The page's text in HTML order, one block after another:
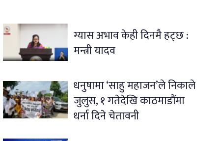
ग्यास अभाव केही दिनमै हट्छ :
मन्त्री यादव
धनुषामा ‘साहु महाजन’ले निकाले
जुलुस, १ गतेदेखि काठमाडौंमा
धर्ना दिने चेतावनी